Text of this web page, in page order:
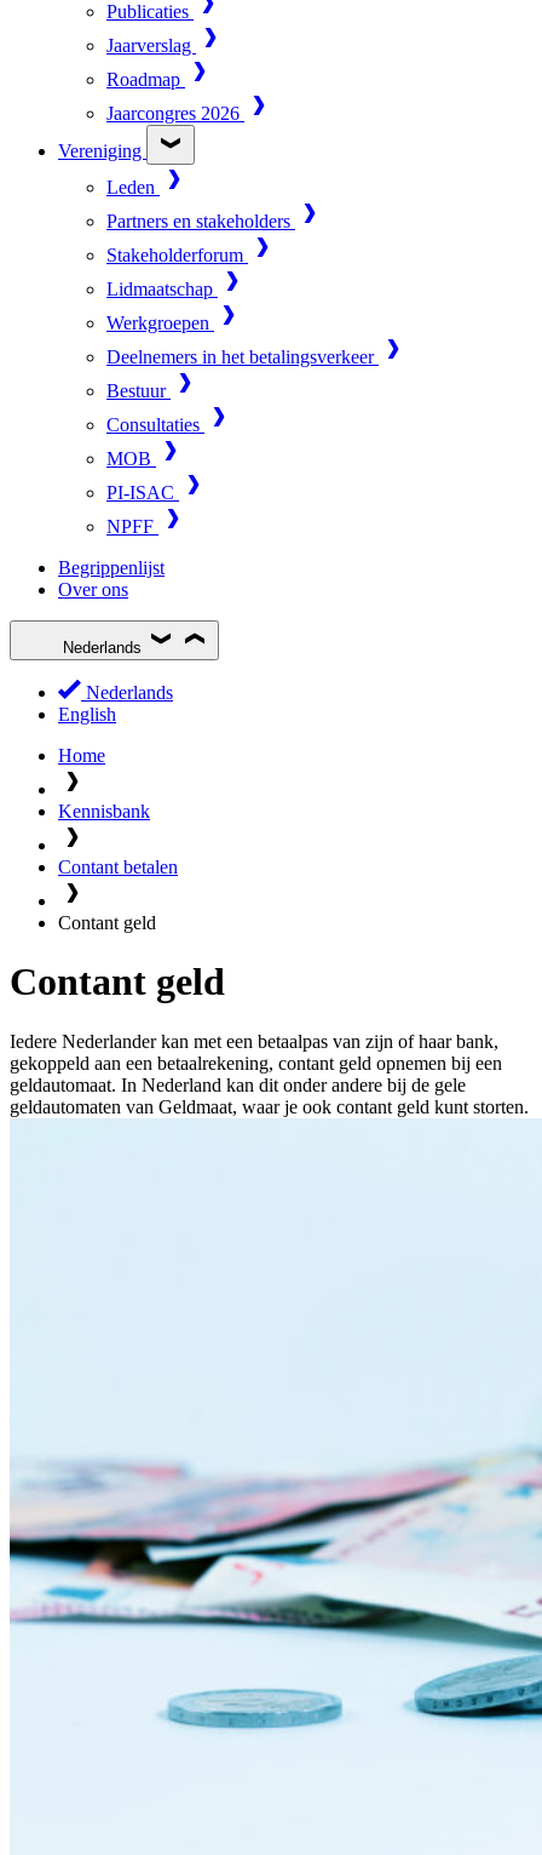
Publicaties
Jaarverslag
Roadmap
Jaarcongres 2026
Vereniging
Leden
Partners en stakeholders
Stakeholderforum
Lidmaatschap
Werkgroepen
Deelnemers in het betalingsverkeer
Bestuur
Consultaties
MOB
PI-ISAC
NPFF
Begrippenlijst
Over ons
Nederlands
Nederlands
English
Home
Kennisbank
Contant betalen
Contant geld
Contant geld
Iedere Nederlander kan met een betaalpas van zijn of haar bank,
gekoppeld aan een betaalrekening, contant geld opnemen bij een
geldautomaat. In Nederland kan dit onder andere bij de gele
geldautomaten van Geldmaat, waar je ook contant geld kunt storten.